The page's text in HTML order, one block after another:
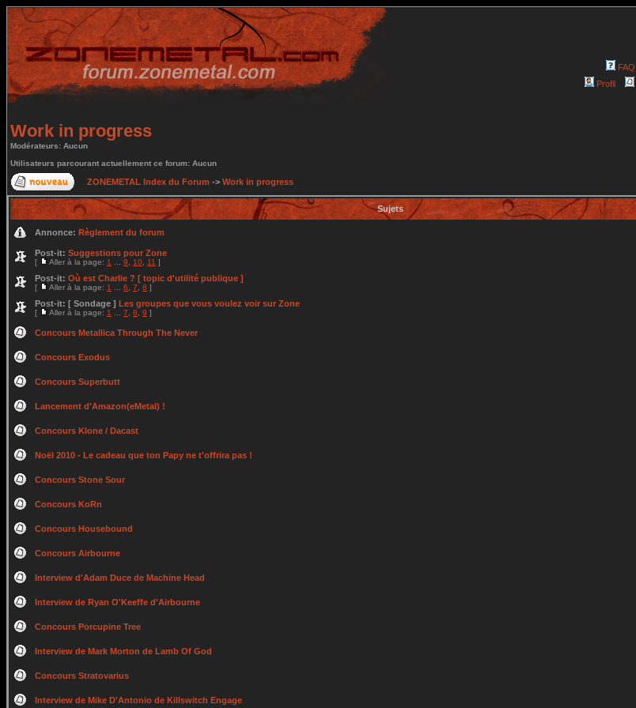
FAQ
Profil
Work in progress
Modérateurs: Aucun
Utilisateurs parcourant actuellement ce forum: Aucun
ZONEMETAL Index du Forum -> Work in progress
Sujets
Annonce: Règlement du forum
Post-it: Suggestions pour Zone
[ Aller à la page: 1 9 10 11 ]
Post-it: Où est Charlie ? [ topic d'utilité publique ]
[ Aller à la page: 1 6 7 8 ]
Post-it: [ Sondage ] Les groupes que vous voulez voir sur Zone
[ Aller à la page: 1 7 8 9 ]
Concours Metallica Through The Never
Concours Exodus
Concours Superbutt
Lancement d'Amazon(eMetal) !
Concours Klone / Dacast
Noël 2010 - Le cadeau que ton Papy ne t'offrira pas !
Concours Stone Sour
Concours KoRn
Concours Housebound
Concours Airbourne
Interview d'Adam Duce de Machine Head
Interview de Ryan O'Keeffe d'Airbourne
Concours Porcupine Tree
Interview de Mark Morton de Lamb Of God
Concours Stratovarius
Interview de Mike D'Antonio de Killswitch Engage